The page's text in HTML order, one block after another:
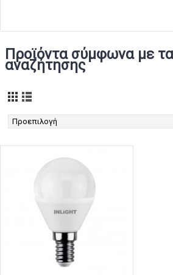
Προϊόντα σύμφωνα με
αναζήτησης